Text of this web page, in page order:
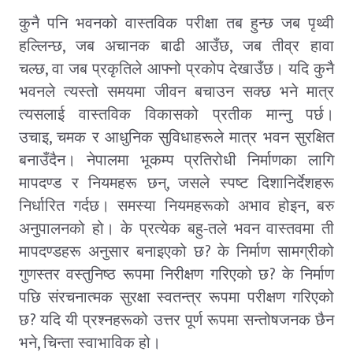
कुनै पनि भवनको वास्तविक परीक्षा तब हुन्छ जब पृथ्वी
हल्लिन्छ,जब अचानक बाढी आउँछ,जब तीव्र हावा
चल्छ,वा जब प्रकृतिले आफ्नो प्रकोप देखाउँछ। यदि कुनै
भवनले त्यस्तो समयमा जीवन बचाउन सक्छ भने मात्र
त्यसलाई वास्तविक विकासको प्रतीक मान्नु पर्छ।
उचाइ,चमक र आधुनिक सुविधाहरूले मात्र भवन सुरक्षित
बनाउँदैन। नेपालमा भूकम्प प्रतिरोधी निर्माणका लागि
मापदण्ड र नियमहरू छन्,जसले स्पष्ट दिशानिर्देशहरू
निर्धारित गर्दछ। समस्या नियमहरूको अभाव होइन,बरु
अनुपालनको हो। के प्रत्येक बहु-तले भवन वास्तवमा ती
मापदण्डहरू अनुसार बनाइएको छ?के निर्माण सामग्रीको
गुणस्तर वस्तुनिष्ठ रूपमा निरीक्षण गरिएको छ?के निर्माण
पछि संरचनात्मक सुरक्षा स्वतन्त्र रूपमा परीक्षण गरिएको
छ?यदि यी प्रश्नहरूको उत्तर पूर्ण रूपमा सन्तोषजनक छैन
भने,चिन्ता स्वाभाविक हो।